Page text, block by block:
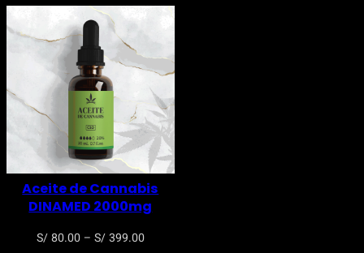
Aceite de Cannabis
DINAMED 2000mg
S/80.00 – S/399.00Rango